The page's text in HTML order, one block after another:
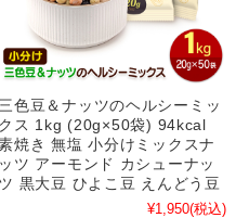
三色豆＆ナッツのヘルシーミッ
クス 1kg (20g×50袋) 94kcal
焼き 無塩 小分けミックスナ
ッツ アーモンド カシューナッ
ツ 黒大豆 ひよこ豆 えんどう豆
¥1,950(税込)